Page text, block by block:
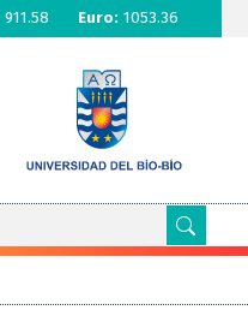
911.58 Euro: 1053.36